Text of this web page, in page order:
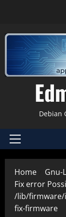
Debian
Menu
Home
Gnu-
Fix error
/lib/firmware/
fix-firmware